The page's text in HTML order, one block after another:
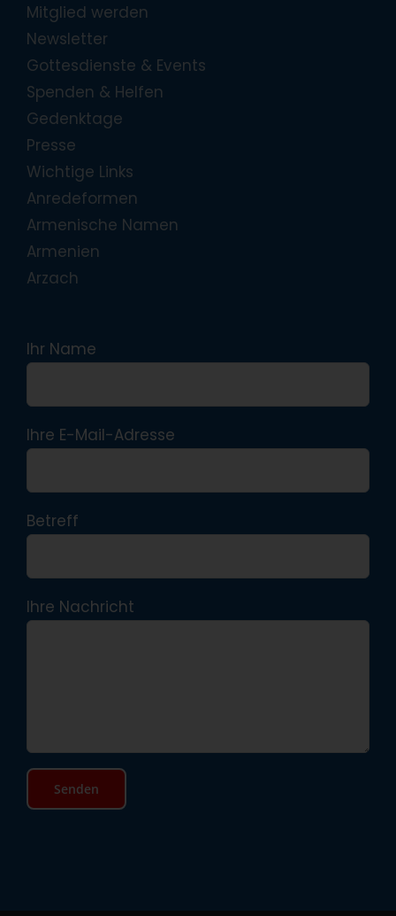
Mitglied werden
Newsletter
Gottesdienste & Events
Spenden & Helfen
Gedenktage
Presse
Wichtige Links
Anredeformen
Armenische Namen
Armenien
Arzach
Ihr Name
Ihre E-Mail-Adresse
Betreff
Ihre Nachricht